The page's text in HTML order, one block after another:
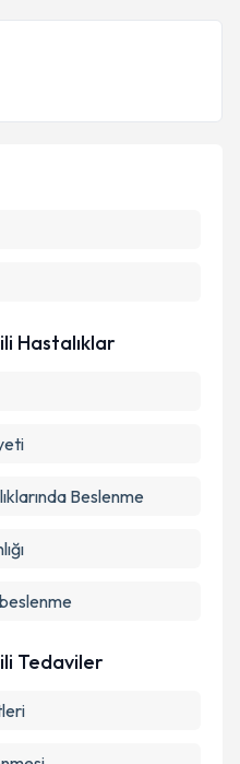
e-posta ile
ilişkin
kabul ediyorum.
Gönder
Hastalıklar
Beslenme
Tedaviler